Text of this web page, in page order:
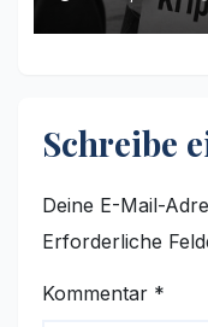
Schreibe
Deine E-Mail-
Erforderliche
Kommentar *